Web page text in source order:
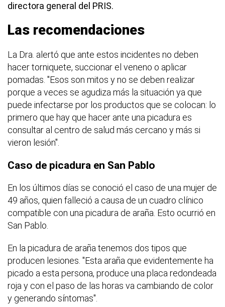
directora general del PRIS.
Las recomendaciones
La Dra. alertó que ante estos incidentes no deben
hacer torniquete, succionar el veneno o aplicar
pomadas. "Esos son mitos y no se deben realizar
porque a veces se agudiza más la situación ya que
puede infectarse por los productos que se colocan: lo
primero que hay que hacer ante una picadura es
consultar al centro de salud más cercano y más si
vieron lesión".
Caso de picadura en San Pablo
En los últimos días se conoció el caso de una mujer de
49 años, quien falleció a causa de un cuadro clínico
compatible con una picadura de araña. Esto ocurrió en
San Pablo.
En la picadura de araña tenemos dos tipos que
producen lesiones. "Esta araña que evidentemente ha
picado a esta persona, produce una placa redondeada
roja y con el paso de las horas va cambiando de color
y generando síntomas".